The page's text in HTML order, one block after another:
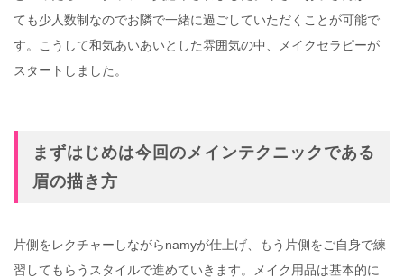
ても少人数制なのでお隣で一緒に過ごしていただくことが可能で
す。こうして和気あいあいとした雰囲気の中、メイクセラピーが
スタートしました。
まずはじめは今回のメインテクニックである
眉の描き方
片側をレクチャーしながらnamyが仕上げ、もう片側をご自身で練
習してもらうスタイルで進めていきます。メイク用品は基本的に